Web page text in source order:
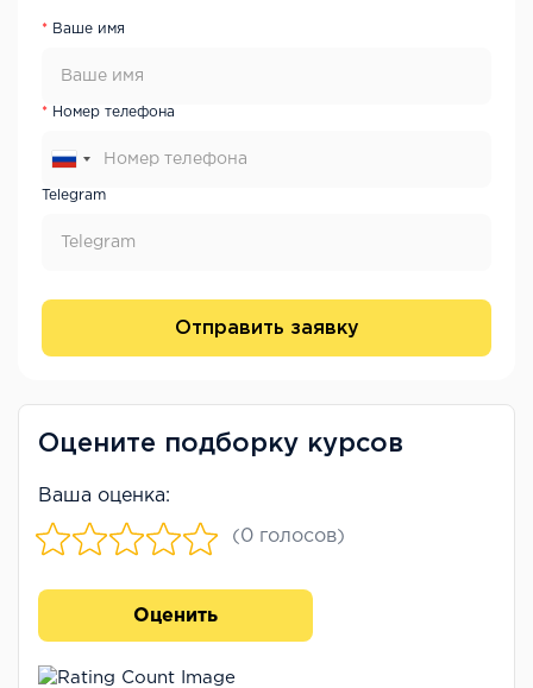
Ваше имя
Номер телефона
Telegram
Отправить заявку
Оцените подборку курсов
Ваша оценка:
(0 голосов)
Оценить